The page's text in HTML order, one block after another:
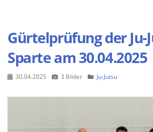
Gürtelprüfung der Ju-
Sparte am 30.04.2025
30.04.2025 3 Bilder Ju-Jutsu